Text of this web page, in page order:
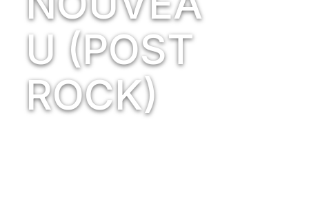
U (POST
ROCK)